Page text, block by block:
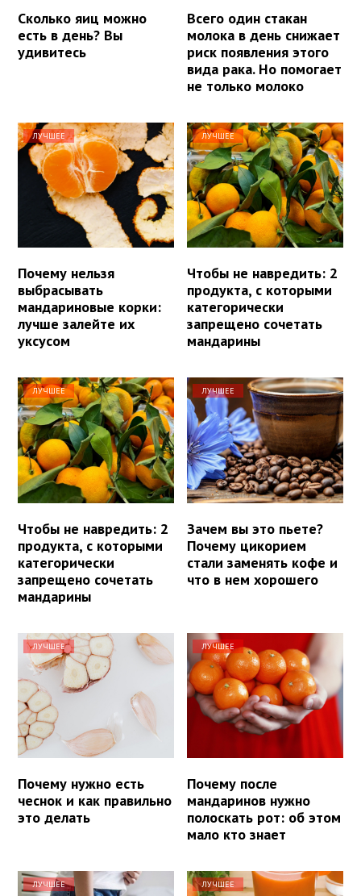
Сколько яиц можно
есть в день? Вы
удивитесь
Всего один стакан
молока в день снижает
риск появления этого
вида рака. Но помогает
не только молоко
ЛУЧШЕЕ
Почему нельзя
выбрасывать
мандариновые корки:
лучше залейте их
уксусом
ЛУЧШЕЕ
Чтобы не навредить: 2
продукта, с которыми
категорически
запрещено сочетать
мандарины
ЛУЧШЕЕ
Чтобы не навредить: 2
продукта, с которыми
категорически
запрещено сочетать
мандарины
ЛУЧШЕЕ
Зачем вы это пьете?
Почему цикорием
стали заменять кофе и
что в нем хорошего
ЛУЧШЕЕ
Почему нужно есть
чеснок и как правильно
это делать
ЛУЧШЕЕ
Почему после
мандаринов нужно
полоскать рот: об этом
мало кто знает
ЛУЧШЕЕ ЛУЧШЕЕ